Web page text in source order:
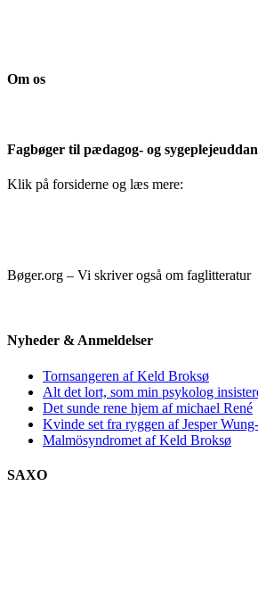
Om os
Fagbøger til pædagog- og
Klik på forsiderne og læs mere:
Bøger.org – Vi skriver også om faglitteratur
Nyheder & Anmeldelser
Tornsangeren af Keld Broksø
Alt det lort, som min psykolog
Det sunde rene hjem af michael René
Kvinde set fra ryggen af Jesper
Malmösyndromet af Keld Broksø
SAXO